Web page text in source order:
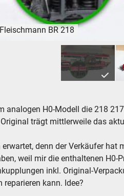
BR 218
BR 218
analogen H0-Modell die 218
trägt mittlerweile das
denn der Verkäufer
weil mir die enthaltenen H0-
inkl. Original-
reparieren kann. Idee?